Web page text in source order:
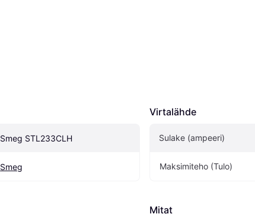
Smeg STL233CLH
Smeg
Virtalähde
Sulake (ampeeri)
Maksimiteho (Tulo)
Mitat